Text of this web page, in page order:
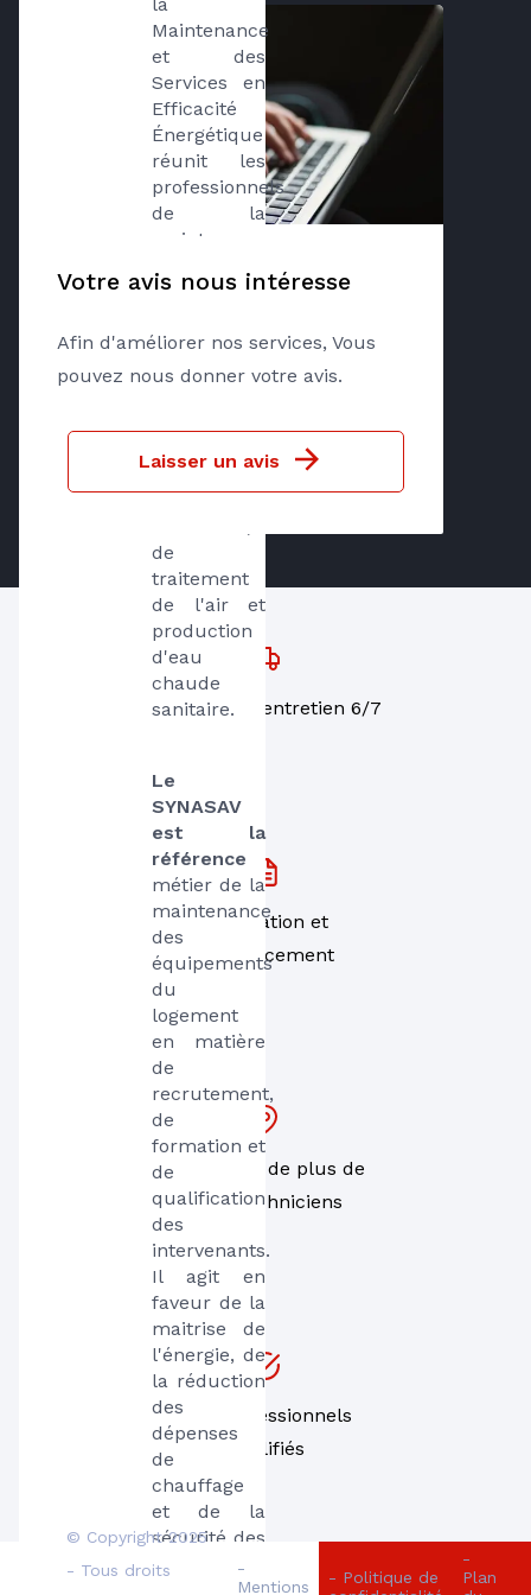
Maintenance
et des
Services en
Efficacité
Énergétique
réunit les
professionnels
de la
maintenance
l'ensemble
équipements
en matière
climatisation,
de
de
traitement
de l'air et
production
d'eau
chaude
sanitaire.
Le
SYNASAV
est la
référence
métier de la
maintenance
des
équipements
du
logement
en matière
de
recrutement,
de
formation et
de
qualification
des
intervenants.
Il agit en
faveur de la
maitrise de
l'énergie, de
la réduction
des
dépenses
de
chauffage
et de la
sécurité des
biens et des
personnes.
Votre avis nous intéresse
Afin d'améliorer nos services, Vous
pouvez nous donner votre avis.
Laisser un avis
Dépannage, entretien 6/7
Installation et
remplacement
Un réseau de plus de
1000 techniciens
Des professionnels
qualifiés
© Copyright 2025
- Tous droits
-
Mentions
- Politique de
-
Plan